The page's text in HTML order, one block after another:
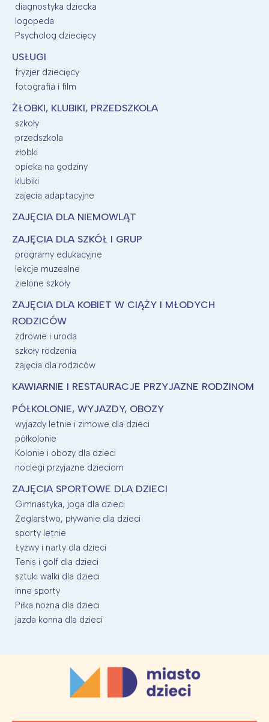
diagnostyka dziecka
logopeda
Psycholog dziecięcy
USŁUGI
fryzjer dziecięcy
fotografia i film
ŻŁOBKI, KLUBIKI, PRZEDSZKOLA
szkoły
przedszkola
żłobki
opieka na godziny
klubiki
zajęcia adaptacyjne
ZAJĘCIA DLA NIEMOWLĄT
ZAJĘCIA DLA SZKÓŁ I GRUP
programy edukacyjne
lekcje muzealne
zielone szkoły
ZAJĘCIA DLA KOBIET W CIĄŻY I MŁODYCH
RODZICÓW
zdrowie i uroda
szkoły rodzenia
zajęcia dla rodziców
KAWIARNIE I RESTAURACJE PRZYJAZNE RODZINOM
PÓŁKOLONIE, WYJAZDY, OBOZY
wyjazdy letnie i zimowe dla dzieci
półkolonie
Kolonie i obozy dla dzieci
noclegi przyjazne dzieciom
ZAJĘCIA SPORTOWE DLA DZIECI
Gimnastyka, joga dla dzieci
Żeglarstwo, pływanie dla dzieci
sporty letnie
Łyżwy i narty dla dzieci
Tenis i golf dla dzieci
sztuki walki dla dzieci
inne sporty
Piłka nożna dla dzieci
jazda konna dla dzieci